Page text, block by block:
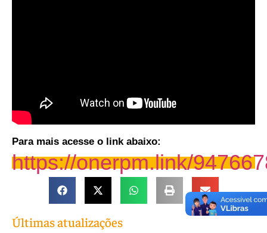
Para mais acesse o link abaixo:
https://onerpm.link/
Últimas atualizações